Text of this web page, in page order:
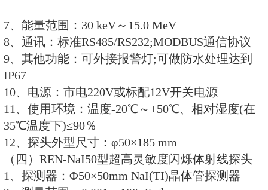
5、相对固有误差：≤±10%
6、能量范围：25 keV～3 MeV
7、通讯：标准RS485/
8、其他功能：可外接报警灯;可做
IP67
9、电源：市电220V或标配12V开
10、使用环境：温度-10℃～+40℃